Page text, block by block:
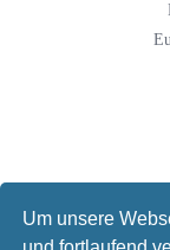
Um unsere